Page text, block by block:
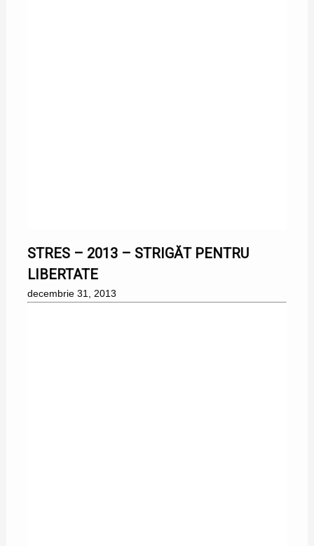
STRES – 2013 – STRIGĂT PENTRU
LIBERTATE
decembrie 31, 2013